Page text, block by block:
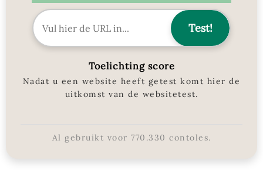
Toelichting score
Nadat u een website heeft getest komt hier de
uitkomst van de websitetest.
Al gebruikt voor 770.330 contoles.